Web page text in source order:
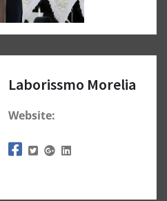
Laborissmo Morelia
Website: